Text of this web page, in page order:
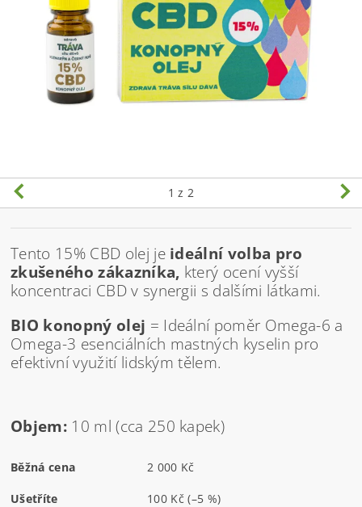
1 z 2
Tento 15% CBD olej je ideální volba pro
zkušeného zákazníka, který ocení vyšší
koncentraci CBD v synergii s dalšími látkami.
BIO konopný olej = Ideální poměr Omega-6 a
Omega-3 esenciálních mastných kyselin pro
efektivní využití lidským tělem.
Objem: 10 ml (cca 250 kapek)
Běžná cena 2 000 Kč
Ušetříte 100 Kč(–5 %)